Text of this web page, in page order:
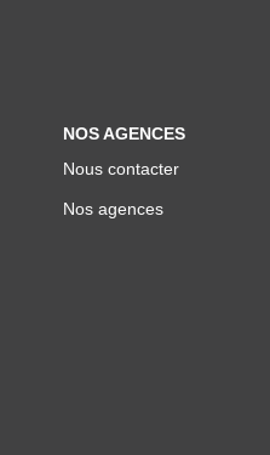
NOS AGENCES
Nous contacter
Nos agences